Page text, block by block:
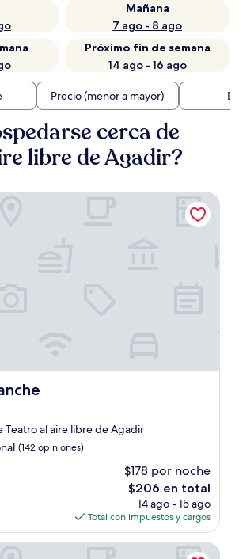
Mañana
7 ago - 8 ago
Próximo fin de semana
14 ago - 16 ago
Precio (menor a mayor)
cerca de
libre de Agadir?
Teatro al aire libre de Agadir
(142 opiniones)
$178 por noche
El
precio
actual
es
de
$206 en total
14 ago - 15 ago
Total con impuestos y cargos